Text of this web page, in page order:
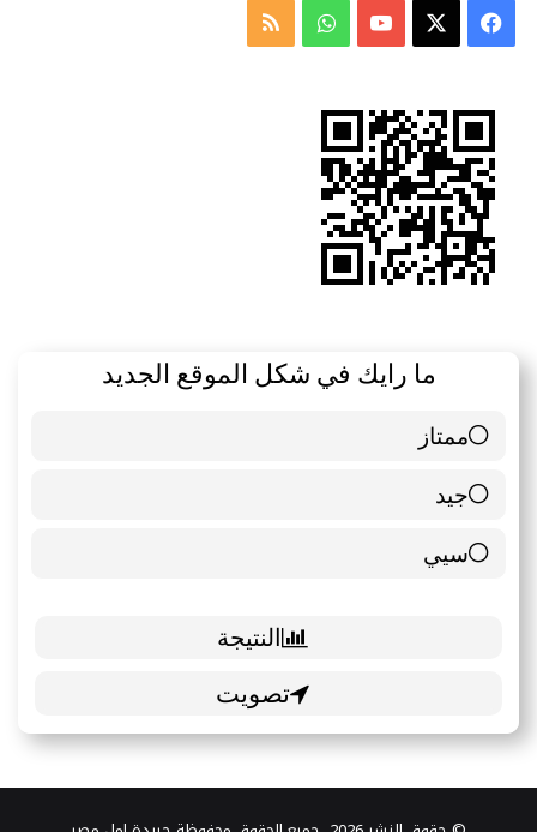
فيسبوك ‫YouTubeواتسابملخص
ما رايك في شكل الموقع الجديد
ممتاز
6 ( 85.71 % )
جيد
0 ( 0 % )
سيي
1 ( 14.29 % )